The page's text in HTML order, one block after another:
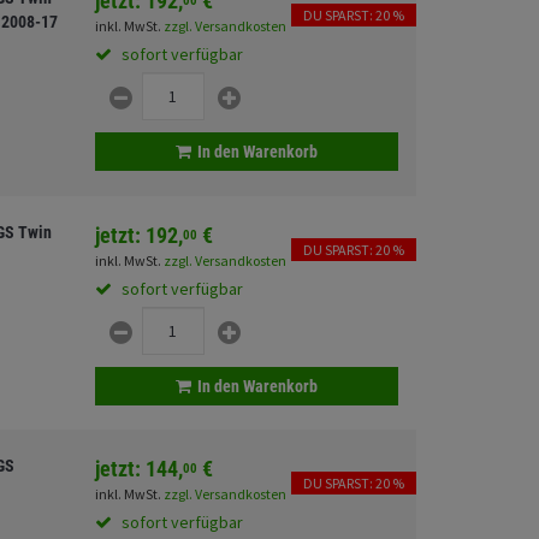
17
DU SPARST: 20 %
inkl. MwSt. zzgl. Versandkosten
sofort verfügbar
In den Warenkorb
Twin
jetzt: 192,00 €
DU SPARST: 20 %
inkl. MwSt. zzgl. Versandkosten
sofort verfügbar
In den Warenkorb
jetzt: 144,00 €
DU SPARST: 20 %
inkl. MwSt. zzgl. Versandkosten
sofort verfügbar